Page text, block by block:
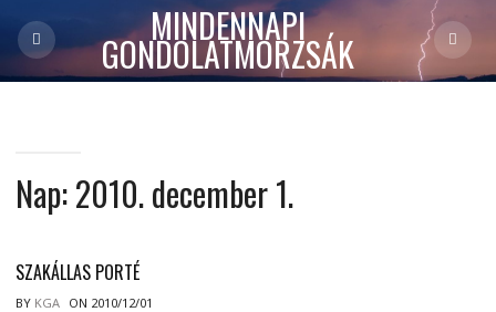
MINDENNAPI
GONDOLATMORZSÁK
Nap:2010. december 1.
SZAKÁLLAS PORTÉ
BY KGA ON 2010/12/01